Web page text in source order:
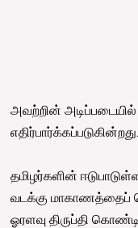
அவற்றின் அடிப்படையில்
எதிர்பார்க்கப்படுகின்றது.
தமிழர்களின்
வடக்கு மாகாணத்தைப்
ஓரளவு திருப்தி